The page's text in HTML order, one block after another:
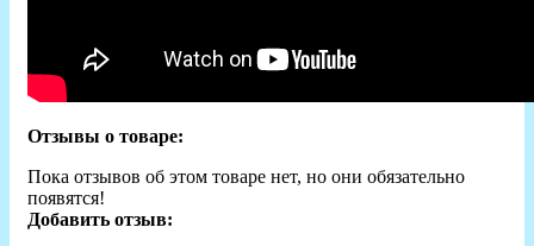
Отзывы о товаре:
Пока отзывов об этом товаре нет, но они обязательно
появятся!
Добавить отзыв: